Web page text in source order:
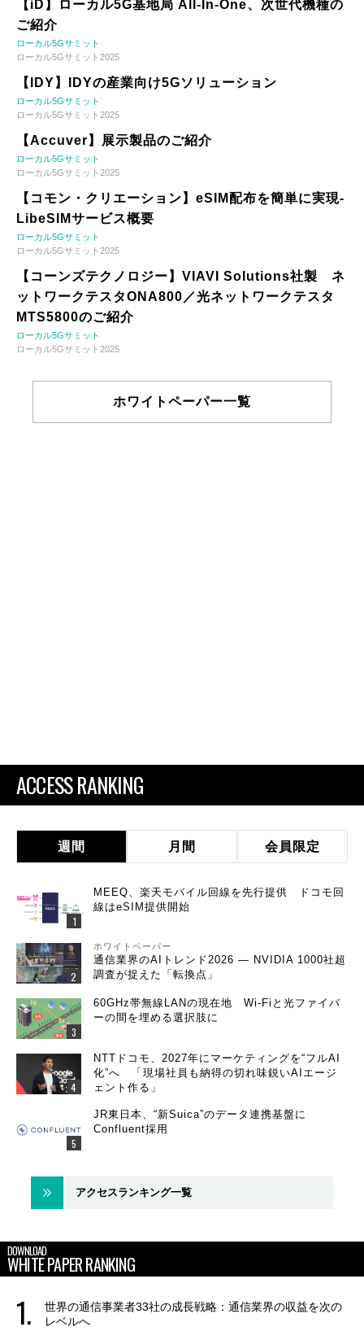
【iD】ローカル5G基地局 All-In-One、次世代機種の
ご紹介
ローカル5Gサミット
ローカル5Gサミット2025
【IDY】IDYの産業向け5Gソリューション
ローカル5Gサミット
ローカル5Gサミット2025
【Accuver】展示製品のご紹介
ローカル5Gサミット
ローカル5Gサミット2025
【コモン・クリエーション】eSIM配布を簡単に実現-
LibeSIMサービス概要
ローカル5Gサミット
ローカル5Gサミット2025
【コーンズテクノロジー】VIAVI Solutions社製 ネ
ットワークテスタONA800／光ネットワークテスタ
MTS5800のご紹介
ローカル5Gサミット
ローカル5Gサミット2025
ホワイトペーパー一覧
ACCESS RANKING
週間 月間 会員限定
MEEQ、楽天モバイル回線を先行提供 ドコモ回
線はeSIM提供開始
ホワイトペーパー
通信業界のAIトレンド2026 ― NVIDIA 1000社超
調査が捉えた「転換点」
60GHz帯無線LANの現在地 Wi-Fiと光ファイバ
ーの間を埋める選択肢に
NTTドコモ、2027年にマーケティングを“フルAI
化”へ 「現場社員も納得の切れ味鋭いAIエージ
ェント作る」
JR東日本、“新Suica”のデータ連携基盤に
Confluent採用
アクセスランキング一覧
DOWNLOAD
WHITE PAPER RANKING
世界の通信事業者33社の成長戦略：通信業界の収益を次の
レベルへ